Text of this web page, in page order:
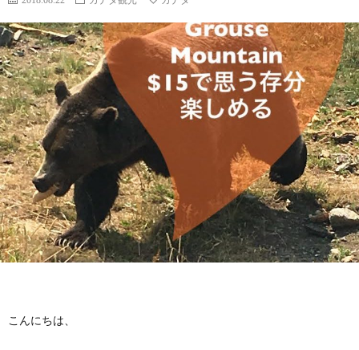
f
i
l
e
私
に
ル
ギ
ー
特
化
サ
カ
ナ
ダ
留
こんにちは、